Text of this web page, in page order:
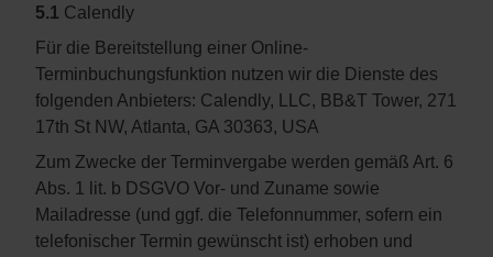
5.1 Calendly
Für die Bereitstellung einer Online-
Terminbuchungsfunktion nutzen wir die Dienste des
folgenden Anbieters: Calendly, LLC, BB&T Tower, 271
17th St NW, Atlanta, GA 30363, USA
Zum Zwecke der Terminvergabe werden gemäß Art. 6
Abs. 1 lit. b DSGVO Vor- und Zuname sowie
Mailadresse (und ggf. die Telefonnummer, sofern ein
telefonischer Termin gewünscht ist) erhoben und